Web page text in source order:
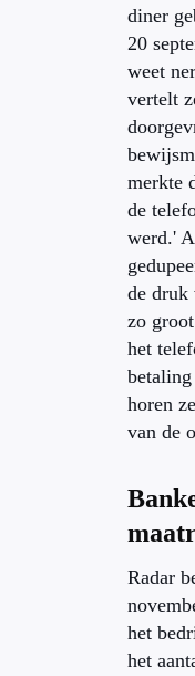
diner
20
weet
vertelt
merkte
de
werd.'
de druk
zo
het
horen
van de
Radar
het
het